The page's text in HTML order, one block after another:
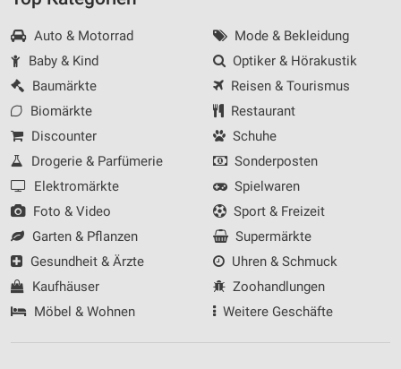
Auto & Motorrad
Baby & Kind
Baumärkte
Biomärkte
Discounter
Drogerie & Parfümerie
Elektromärkte
Foto & Video
Garten & Pflanzen
Gesundheit & Ärzte
Kaufhäuser
Möbel & Wohnen
Mode & Bekleidung
Optiker & Hörakustik
Reisen & Tourismus
Restaurant
Schuhe
Sonderposten
Spielwaren
Sport & Freizeit
Supermärkte
Uhren & Schmuck
Zoohandlungen
Weitere Geschäfte